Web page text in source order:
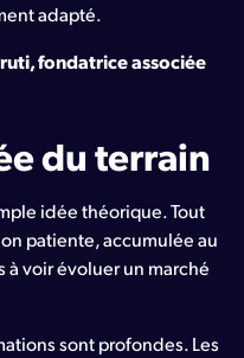
adapté.
fondatrice associée
du terrain
idée théorique. Tout
patiente, accumulée au
à voir évoluer un marché
sont profondes. Les